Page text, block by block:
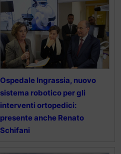
Ospedale Ingrassia, nuovo
sistema robotico per gli
interventi ortopedici:
presente anche Renato
Schifani